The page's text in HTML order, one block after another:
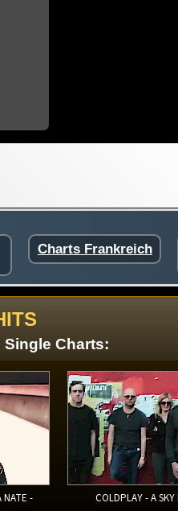
Charts Frankreich
Charts:
NATE -
COLDPLAY - A SKY